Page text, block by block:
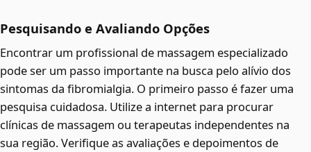
Pesquisando e Avaliando Opções
Encontrar um profissional de massagem especializado
pode ser um passo importante na busca pelo alívio dos
sintomas da fibromialgia. O primeiro passo é fazer uma
pesquisa cuidadosa. Utilize a internet para procurar
clínicas de massagem ou terapeutas independentes na
sua região. Verifique as avaliações e depoimentos de